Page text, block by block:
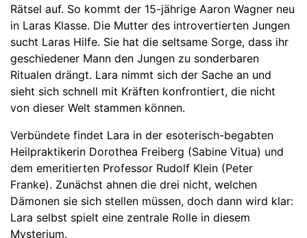
Rätsel auf. So kommt der 15-jährige Aaron Wagner neu
in Laras Klasse. Die Mutter des introvertierten Jungen
sucht Laras Hilfe. Sie hat die seltsame Sorge, dass ihr
geschiedener Mann den Jungen zu sonderbaren
Ritualen drängt. Lara nimmt sich der Sache an und
sieht sich schnell mit Kräften konfrontiert, die nicht
von dieser Welt stammen können.
Verbündete findet Lara in der esoterisch-begabten
Heilpraktikerin Dorothea Freiberg (Sabine Vitua) und
dem emeritierten Professor Rudolf Klein (Peter
Franke). Zunächst ahnen die drei nicht, welchen
Dämonen sie sich stellen müssen, doch dann wird klar:
Lara selbst spielt eine zentrale Rolle in diesem
Mysterium.